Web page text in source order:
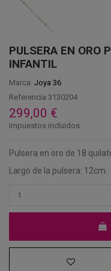
PULSERA EN ORO
INFANTIL
Marca: Joya 36
Referencia 3130204
299,00 €
Impuestos incluidos
Pulsera en oro de 18
Largo de la pulsera: 12cm.